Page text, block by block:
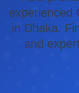
experienced
in Dhaka.
and